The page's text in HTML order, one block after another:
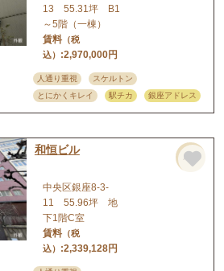
13 55.31坪 B1
～5階（一棟）
賃料（税
込） :2,970,000円
人通り重視
スケルトン
とにかくキレイ
駅チカ 銀座アドレス
和恒ビル
中央区銀座8-3-
11 55.96坪 地
下1階C室
賃料（税
込） :2,339,128円